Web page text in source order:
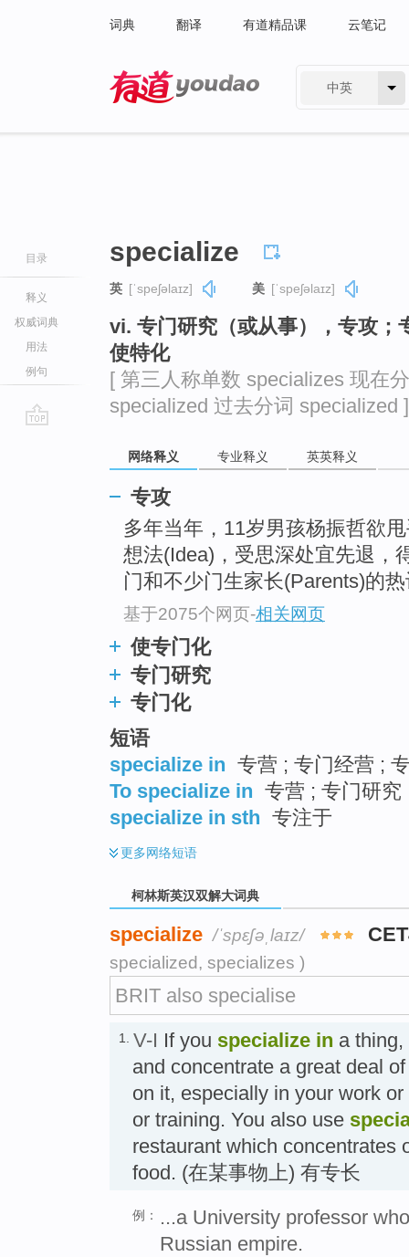
词典 翻译 有道精品课 云笔记
中英
目录
释义
权威词典
用法
例句
specialize
英 [ˈspeʃəlaɪz] 美 [ˈspeʃəlaɪz]
vi. 专门研究（或从事），专攻；
使特化
[ 第三人称单数 specializes 现在
specialized 过去分词 specialized ]
网络释义 专业释义 英英释义
专攻
多年当年，11岁男孩杨振哲欲
想法(Idea)，受思深处宜先退，
门和不少门生家长(Parents)的
基于2075个网页-相关网页
使专门化
专门研究
专门化
短语
specialize in 专营 ; 专门经营 ;
To specialize in 专营 ; 专门研究
specialize in sth 专注于
更多网络短语
柯林斯英汉双解大词典
specialize /ˈspɛʃəˌlaɪz/
specialized, specializes )
BRIT also specialise
1. V-I If you specialize in a
and concentrate a great deal
on it, especially in your work
or training. You also use
restaurant which concentrates
food. (在某事物上) 有专长
例：
...a University professor
Russian empire.